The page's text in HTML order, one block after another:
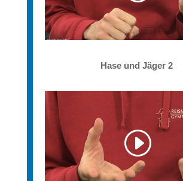
Hase und Jäger 2